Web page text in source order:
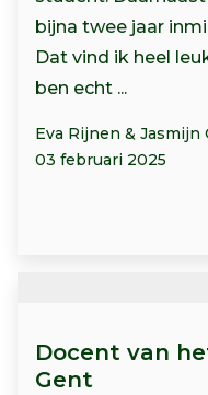
bijna twee jaar
Dat vind ik heel
ben echt ...
Eva Rijnen & Jasmijn
03 februari 2025
Docent van
Gent